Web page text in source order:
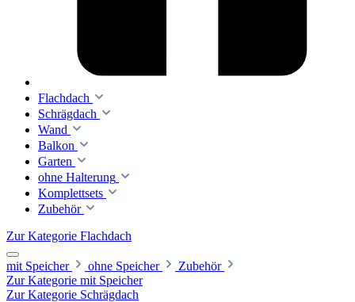
Flachdach
Schrägdach
Wand
Balkon
Garten
ohne Halterung
Komplettsets
Zubehör
Zur Kategorie Flachdach
mit Speicher ohne Speicher
Zubehör
Zur Kategorie mit Speicher
Zur Kategorie Schrägdach